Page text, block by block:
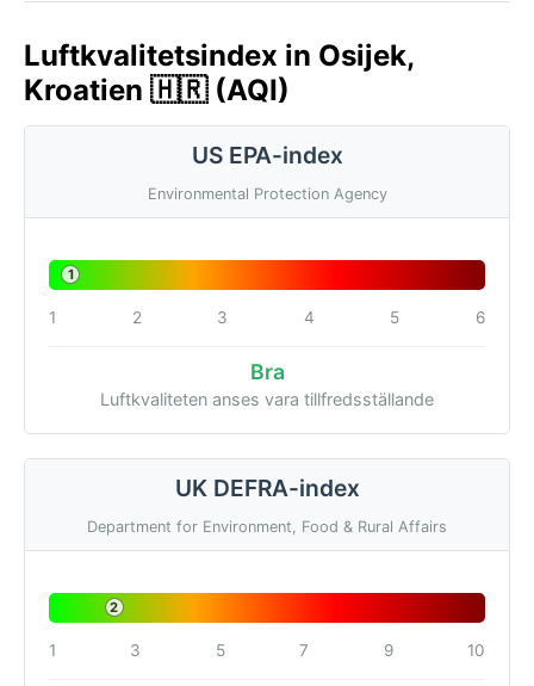
Luftkvalitetsindex in Osijek,
Kroatien 🇭🇷 (AQI)
US EPA-index
Environmental Protection Agency
1
1 2 3 4 5 6
Bra
Luftkvaliteten anses vara tillfredsställande
UK DEFRA-index
Department for Environment, Food & Rural Affairs
2
1 3 5 7 9 10